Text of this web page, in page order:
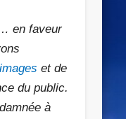
en faveur
et de
du public.
à